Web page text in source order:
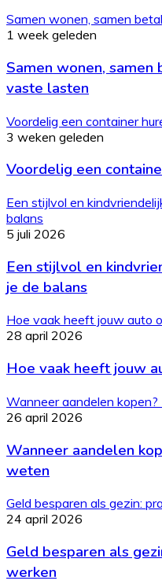
Samen wonen, samen
1 week geleden
Samen wonen,
vaste lasten
Voordelig een container
3 weken geleden
Voordelig een
Een stijlvol en
balans
5 juli 2026
Een stijlvol en
je de balans
Hoe vaak heeft jouw auto
28 april 2026
Hoe vaak heeft jouw
Wanneer aandelen
26 april 2026
Wanneer aandelen
weten
Geld besparen als gezin:
24 april 2026
Geld besparen als
werken